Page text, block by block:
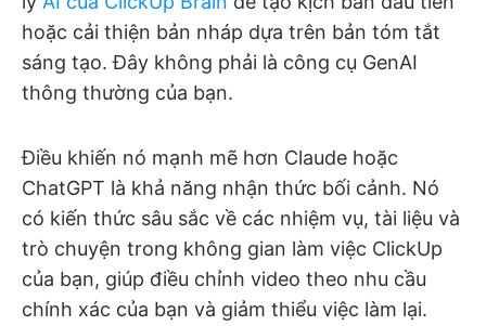
hoặc cải thiện bản nháp dựa trên bản tóm tắt
sáng tạo. Đây không phải là công cụ GenAI
thông thường của bạn.
Điều khiến nó mạnh mẽ hơn Claude hoặc
ChatGPT là khả năng nhận thức bối cảnh. Nó
có kiến thức sâu sắc về các nhiệm vụ, tài liệu và
trò chuyện trong không gian làm việc ClickUp
của bạn, giúp điều chỉnh video theo nhu cầu
chính xác của bạn và giảm thiểu việc làm lại.